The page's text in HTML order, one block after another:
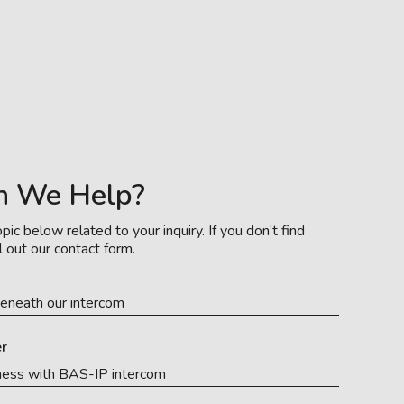
We Help?
below related to your inquiry. If you don’t find
our contact form.
our intercom
with BAS-IP intercom